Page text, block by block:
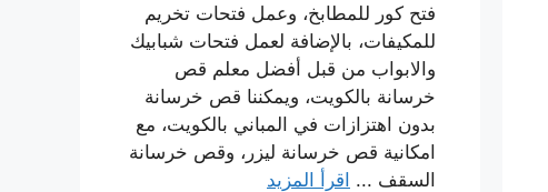
فتح كور للمطابخ، وعمل فتحات تخريم
للمكيفات، بالإضافة لعمل فتحات شبابيك
والابواب من قبل أفضل معلم قص
خرسانة بالكويت، ويمكننا قص خرسانة
بدون اهتزازات في المباني بالكويت، مع
امكانية قص خرسانة ليزر، وقص خرسانة
السقف ... اقرأ المزيد